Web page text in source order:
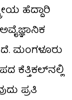
ಹೆದ್ದಾರಿ
ಮಂಗಳೂರು
ಕೆತ್ತಿಕಲ್‌ನಲ್ಲಿ
ಪ್ರತಿ